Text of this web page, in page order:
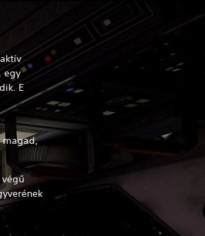
egy
E
magad,